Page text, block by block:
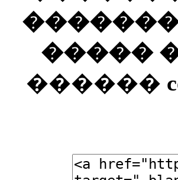
�����
������